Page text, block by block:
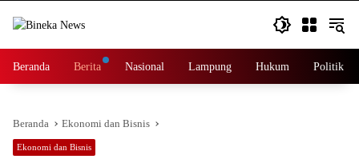
Beranda Berita Nasional Lampung Hukum Politik
Beranda Ekonomi dan Bisnis
Ekonomi dan Bisnis